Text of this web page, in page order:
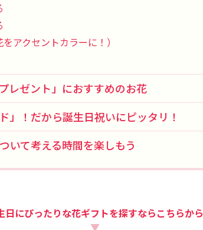
アクセントカラーに！）
レゼント」におすすめのお花
」！だから誕生日祝いにピッタリ！
いて考える時間を楽しもう
日にぴったりな花ギフトを探すならこちらから
▼